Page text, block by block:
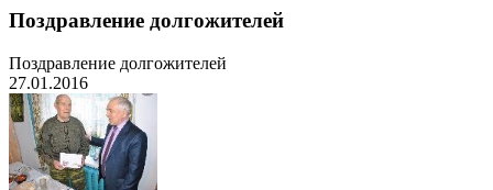
Поздравление долгожителей
Поздравление долгожителей
27.01.2016